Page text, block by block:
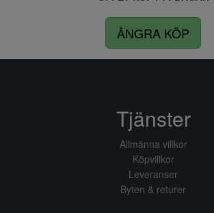
ÅNGRA KÖP
Tjänster
Allmänna villkor
Köpvillkor
Leveranser
Byten & returer